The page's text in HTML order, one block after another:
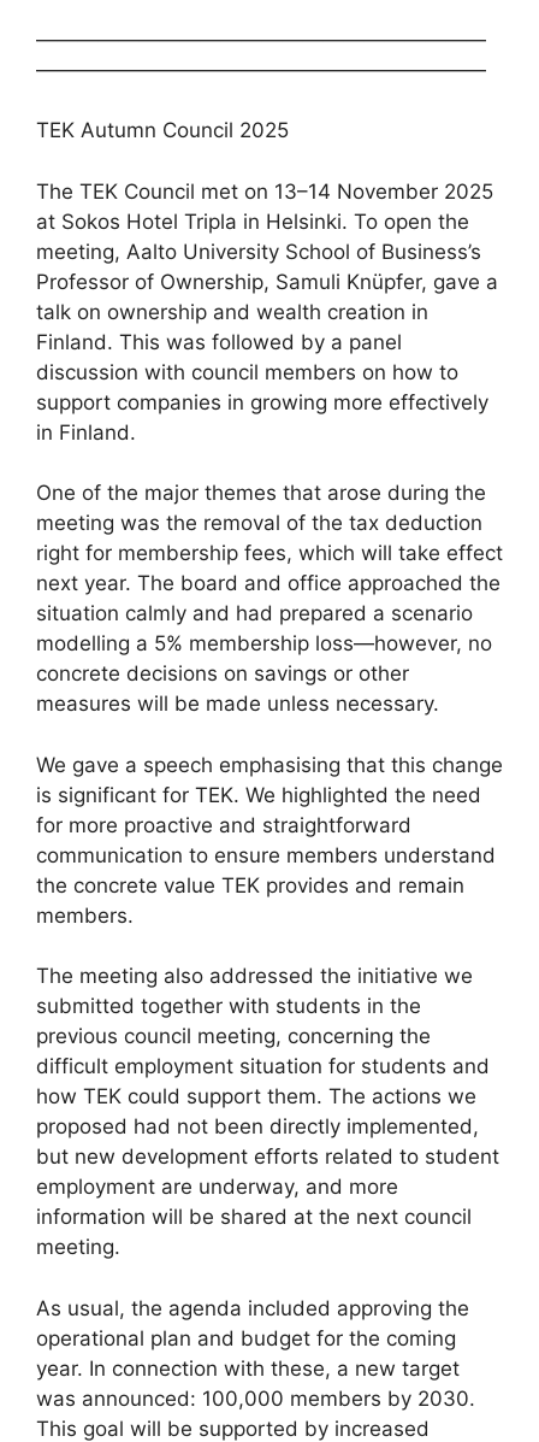
——————————————————————
——————————————————————
TEK Autumn Council 2025
The TEK Council met on 13–14 November 2025
at Sokos Hotel Tripla in Helsinki. To open the
meeting, Aalto University School of Business’s
Professor of Ownership, Samuli Knüpfer, gave a
talk on ownership and wealth creation in
Finland. This was followed by a panel
discussion with council members on how to
support companies in growing more effectively
in Finland.
One of the major themes that arose during the
meeting was the removal of the tax deduction
right for membership fees, which will take effect
next year. The board and office approached the
situation calmly and had prepared a scenario
modelling a 5% membership loss—however, no
concrete decisions on savings or other
measures will be made unless necessary.
We gave a speech emphasising that this change
is significant for TEK. We highlighted the need
for more proactive and straightforward
communication to ensure members understand
the concrete value TEK provides and remain
members.
The meeting also addressed the initiative we
submitted together with students in the
previous council meeting, concerning the
difficult employment situation for students and
how TEK could support them. The actions we
proposed had not been directly implemented,
but new development efforts related to student
employment are underway, and more
information will be shared at the next council
meeting.
As usual, the agenda included approving the
operational plan and budget for the coming
year. In connection with these, a new target
was announced: 100,000 members by 2030.
This goal will be supported by increased